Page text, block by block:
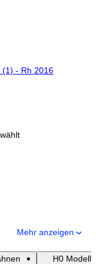
(1) - Rh 2016
Mehr anzeigen
H0